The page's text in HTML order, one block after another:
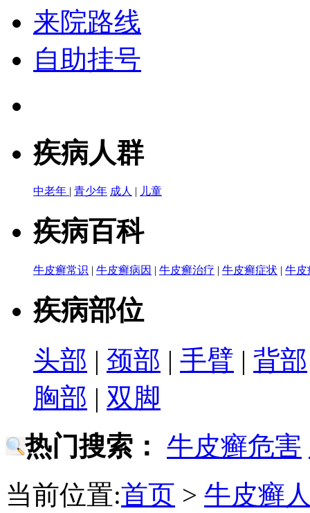
来院路线
自助挂号
疾病人群
中老年 | 青少年 成人 | 儿童
疾病百科
牛皮癣常识 | 牛皮癣病因 | 牛皮癣治疗 | 牛皮癣症状 | 牛皮
疾病部位
头部 | 颈部 | 手臂 | 背部
胸部 | 双脚
热门搜索： 牛皮癣危害
当前位置:首页 > 牛皮癣